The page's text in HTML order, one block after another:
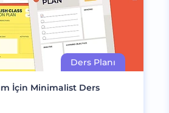
İçin Minimalist Ders